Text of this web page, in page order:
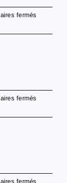
fermés
2026
fermés
2026
fermés